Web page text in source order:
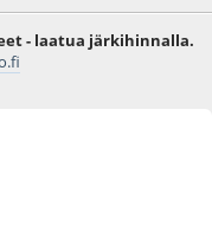
- laatua järkihinnalla.